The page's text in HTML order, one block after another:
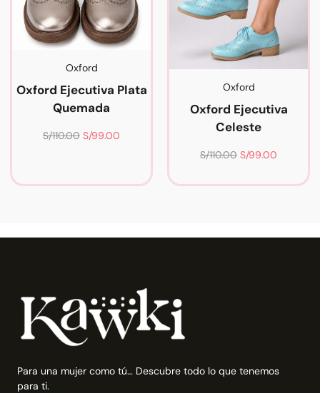
Oxford
Oxford Ejecutiva Plata
Quemada
S/110.00 S/99.00
Oxford
Oxford Ejecutiva
Celeste
S/110.00 S/99.00
Para una mujer como tú… Descubre todo lo que tenemos
para ti.